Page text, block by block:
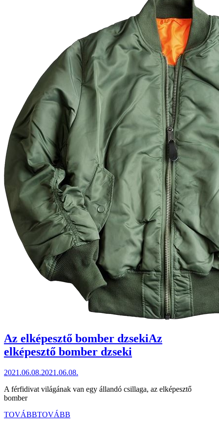
Az elképesztő bomber dzsekiAz
elképesztő bomber dzseki
2021.06.08.2021.06.08.
A férfidivat világának van egy állandó csillaga, az elképesztő
bomber
TOVÁBBTOVÁBB